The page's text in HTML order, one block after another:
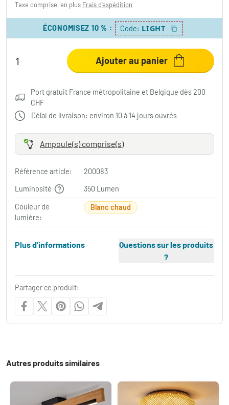
Taxe comprise, en plus Frais d'expédition
ÉCONOMISEZ 10 % : Code: LIGHT
Ajouter au panier
Port gratuit France métropolitaine et Belgique dès 200
CHF
Délai de livraison: environ 10 à 14 jours ouvrés
Ampoule(s) comprise(s)
Référence article:
200083
Luminosité
350 Lumen
Couleur de
lumière:
Blanc chaud
Plus d'informations
Questions sur les produits
?
Partager ce produit:
Autres produits similaires